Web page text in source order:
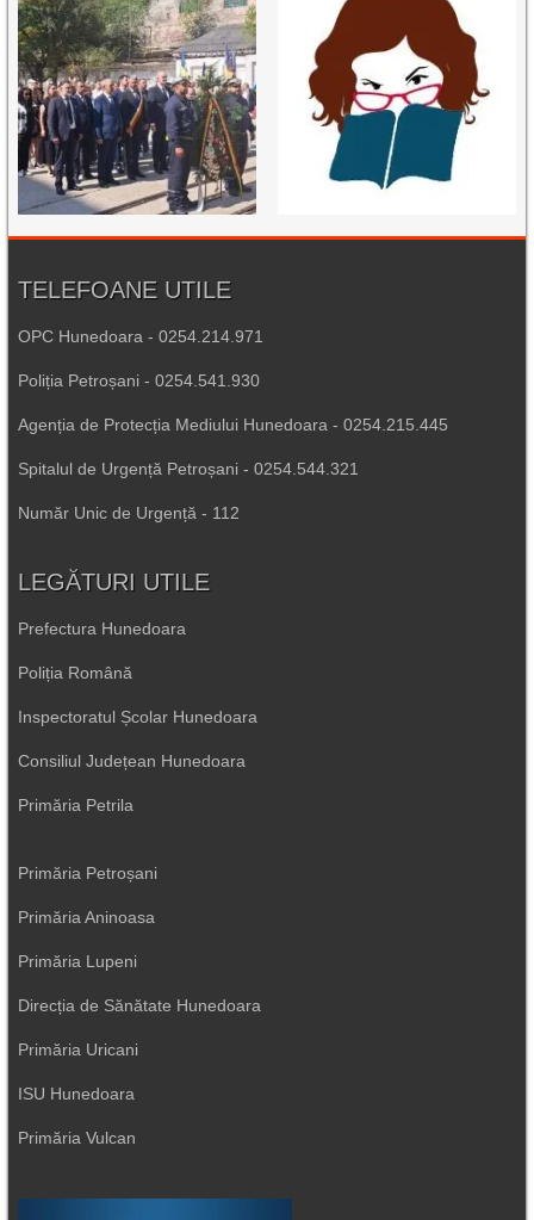
TELEFOANE UTILE
OPC Hunedoara - 0254.214.971
Poliția Petroșani - 0254.541.930
Agenția de Protecția Mediului Hunedoara - 0254.215.445
Spitalul de Urgență Petroșani - 0254.544.321
Număr Unic de Urgență - 112
LEGĂTURI UTILE
Prefectura Hunedoara
Poliția Română
Inspectoratul Școlar Hunedoara
Consiliul Județean Hunedoara
Primăria Petrila
Primăria Petroșani
Primăria Aninoasa
Primăria Lupeni
Direcția de Sănătate Hunedoara
Primăria Uricani
ISU Hunedoara
Primăria Vulcan